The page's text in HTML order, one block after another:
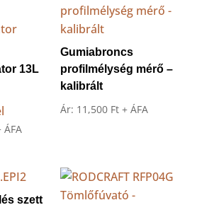
13L
ÁFA
Gumiabroncs
profilmélység mérő –
kalibrált
Ár: 11,500 Ft + ÁFA
szett